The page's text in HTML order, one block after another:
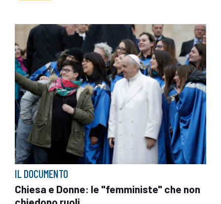
IL DOCUMENTO
Chiesa e Donne: le "femministe" che non